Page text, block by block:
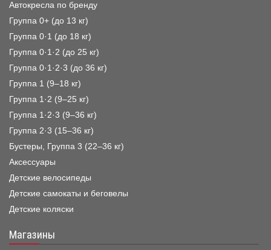
Автокресла по бренду
Группа 0+ (до 13 кг)
Группа 0·1 (до 18 кг)
Группа 0·1·2 (до 25 кг)
Группа 0·1·2·3 (до 36 кг)
Группа 1 (9–18 кг)
Группа 1·2 (9–25 кг)
Группа 1·2·3 (9–36 кг)
Группа 2·3 (15–36 кг)
Бустеры, Группа 3 (22–36 кг)
Аксессуары
Детские велосипеды
Детские самокаты и беговелы
Детские коляски
Магазины